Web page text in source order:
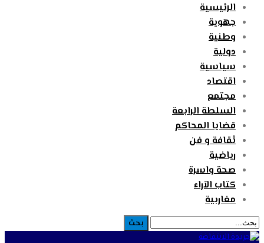
الرئيسية
جهوية
وطنية
دولية
سياسية
اقتصاد
مجتمع
السلطة الرابعة
قضايا المحاكم
ثقافة و فن
رياضية
صحة واسرة
كتاب الآراء
مغاربية